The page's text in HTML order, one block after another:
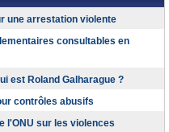
une arrestation violente
consultables en
est Roland Galharague ?
contrôles abusifs
l'ONU sur les violences